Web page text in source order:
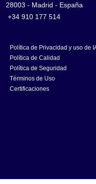
28003 - Madrid - España
+34 910 177 514
Política de Privacidad y uso de
Política de Calidad
Política de Seguridad
Términos de Uso
Certificaciones